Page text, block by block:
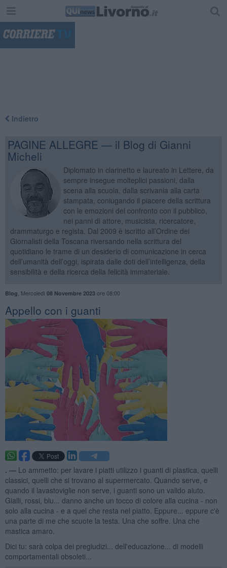
Indietro
PAGINE ALLEGRE — il Blog di Gianni
Micheli
Diplomato in clarinetto e laureato in Lettere, da
sempre insegue molteplici passioni, dalla
scena alla scuola, dalla scrivania alla carta
stampata, coniugando il piacere della scrittura
con le emozioni del confronto con il pubblico,
nei panni di attore, musicista, ricercatore,
drammaturgo e regista. Dal 2009 è iscritto all’Ordine dei
Giornalisti della Toscana riversando nella scrittura del
quotidiano le trame di un desiderio di comunicazione in cerca
dell’umanità dell’oggi, ispirata dalle doti dell’intelligenza, della
sensibilità e della ricerca della felicità immateriale.
Blog Mercoledì 08 Novembre 2023ore 08:00
​Appello con i guanti
. — Lo ammetto: per lavare i piatti utilizzo i guanti di plastica, quelli
classici, quelli che si trovano al supermercato. Quando serve, e
quando il lavastoviglie non serve, i guanti sono un valido aiuto.
Gialli, rossi, blu... danno anche un tocco di colore alla cucina - non
solo alla cucina - e a quel che resta nel piatto. Eppure... eppure c'è
una parte di me che scuote la testa. Una che soffre. Una che
mastica amaro.
Dici tu: sarà colpa dei pregiudizi... dell'educazione... di modelli
comportamentali obsoleti...